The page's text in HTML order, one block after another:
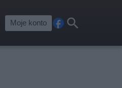
Moje konto
cebkaj